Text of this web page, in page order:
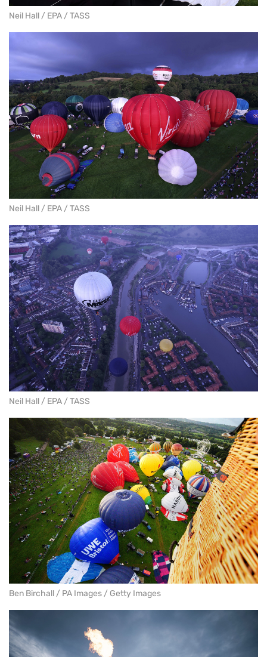
Neil Hall / EPA / TASS
Neil Hall / EPA / TASS
Neil Hall / EPA / TASS
Ben Birchall / PA Images / Getty Images